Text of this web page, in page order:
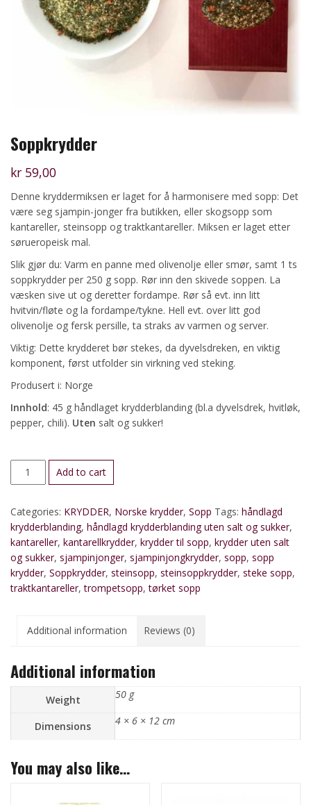
Soppkrydder
kr 59,00
Denne kryddermiksen er laget for å harmonisere med sopp: Det
være seg sjampin-jonger fra butikken, eller skogsopp som
kantareller, steinsopp og traktkantareller. Miksen er laget etter
sørueropeisk mal.
Slik gjør du: Varm en panne med olivenolje eller smør, samt 1 ts
soppkrydder per 250 g sopp. Rør inn den skivede soppen. La
væsken sive ut og deretter fordampe. Rør så evt. inn litt
hvitvin/fløte og la fordampe/tykne. Hell evt. over litt god
olivenolje og fersk persille, ta straks av varmen og server.
Viktig: Dette krydderet bør stekes, da dyvelsdreken, en viktig
komponent, først utfolder sin virkning ved steking.
Produsert i: Norge
Innhold: 45 g håndlaget krydderblanding (bl.a dyvelsdrek, hvitløk,
pepper, chili). Uten salt og sukker!
Soppkrydder
quantity
Add to cart
Categories: KRYDDER, Norske krydder, Sopp Tags: håndlagd
krydderblanding, håndlagd krydderblanding uten salt og sukker,
kantareller, kantarellkrydder, krydder til sopp, krydder uten salt
og sukker, sjampinjonger, sjampinjongkrydder, sopp, sopp
krydder, Soppkrydder, steinsopp, steinsoppkrydder, steke sopp,
traktkantareller,trompetsopp,tørket sopp
Additional information Reviews (0)
Additional information
Weight 50 g
Dimensions 4 × 6 × 12 cm
You may also like…